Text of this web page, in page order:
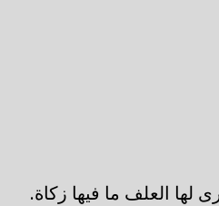
لها العلف ما فيها زكاة.